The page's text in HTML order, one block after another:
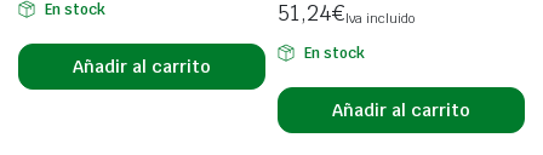
En stock
Añadir al carrito
51,24€Iva incluido
En stock
Añadir al carrito